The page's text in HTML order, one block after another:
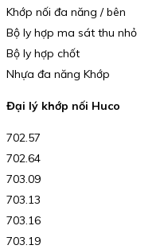
Khớp nối đa năng / bên
Bộ ly hợp ma sát thu nhỏ
Bộ ly hợp chốt
Nhựa đa năng Khớp
Đại lý khớp nối Huco
702.57
702.64
703.09
703.13
703.16
703.19